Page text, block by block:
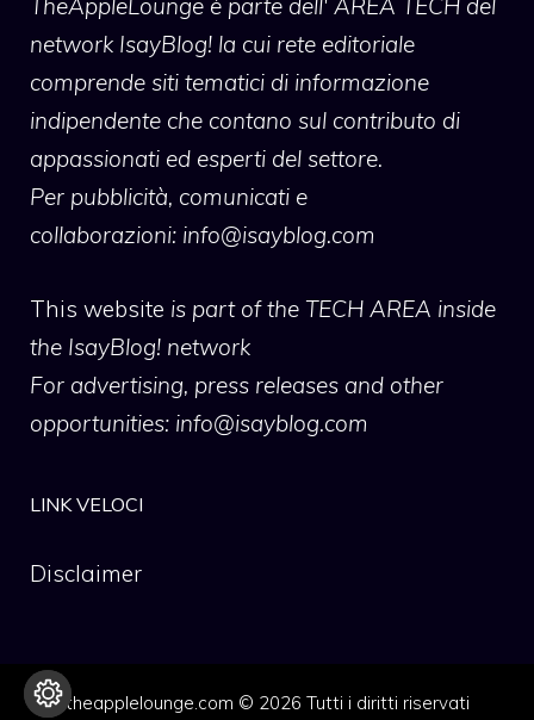
network IsayBlog! la cui rete editoriale
comprende siti tematici di informazione
indipendente che contano sul contributo di
appassionati ed esperti del settore.
Per pubblicità, comunicati e
collaborazioni: info@isayblog.com
This website is part of the TECH AREA inside
the IsayBlog! network
For advertising, press releases and other
opportunities: info@isayblog.com
LINK VELOCI
Disclaimer
theapplelounge.com © 2026 Tutti i diritti riservati